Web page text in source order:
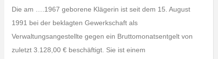
Die am ….1967 geborene Klägerin ist seit dem 15. August
1991 bei der beklagten Gewerkschaft als
Verwaltungsangestellte gegen ein Bruttomonatsentgelt von
zuletzt 3.128,00 € beschäftigt. Sie ist einem